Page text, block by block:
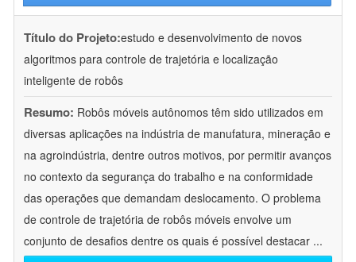
Título do Projeto:estudo e desenvolvimento de novos
algoritmos para controle de trajetória e localização
inteligente de robôs
Resumo: Robôs móveis autônomos têm sido utilizados em
diversas aplicações na indústria de manufatura, mineração e
na agroindústria, dentre outros motivos, por permitir avanços
no contexto da segurança do trabalho e na conformidade
das operações que demandam deslocamento. O problema
de controle de trajetória de robôs móveis envolve um
conjunto de desafios dentre os quais é possível destacar ...